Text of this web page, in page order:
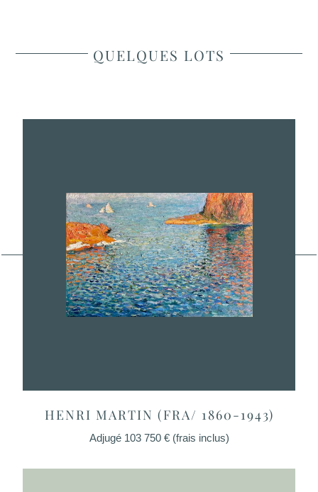
QUELQUES LOTS
HENRI MARTIN (FRA/ 1860-1943)
Adjugé 103 750 € (frais inclus)
HENRI MARTIN (FRA/
1860-1943)
Signé ‘Henri Martin’ (en bas à droite)
36.8 x 55.1 cm.
Peint vers 1920